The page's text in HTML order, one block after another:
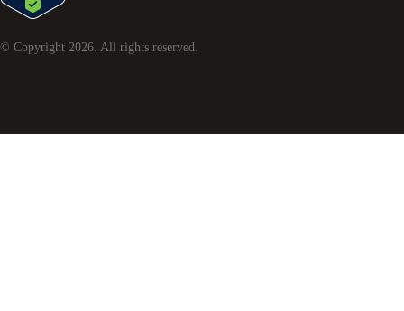
© Copyright 2026. All rights reserved.